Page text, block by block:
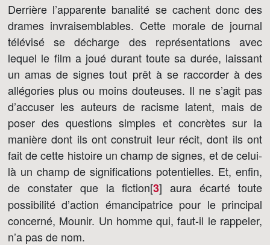
Derrière l’apparente banalité se cachent donc des
drames invraisemblables. Cette morale de journal
télévisé se décharge des représentations avec
lequel le film a joué durant toute sa durée, laissant
un amas de signes tout prêt à se raccorder à des
allégories plus ou moins douteuses. Il ne s’agit pas
d’accuser les auteurs de racisme latent, mais de
poser des questions simples et concrètes sur la
manière dont ils ont construit leur récit, dont ils ont
fait de cette histoire un champ de signes, et de celui-
là un champ de significations potentielles. Et, enfin,
de constater que la fiction[3] aura écarté toute
possibilité d’action émancipatrice pour le principal
concerné, Mounir. Un homme qui, faut-il le rappeler,
n’a pas de nom.